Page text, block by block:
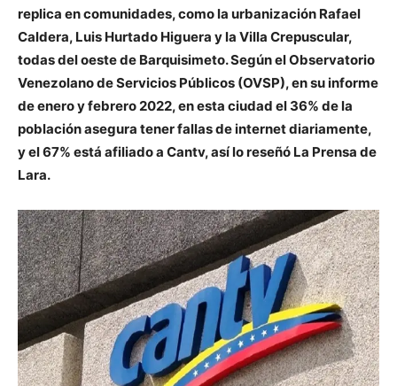
replica en comunidades, como la urbanización Rafael
Caldera, Luis Hurtado Higuera y la Villa Crepuscular,
todas del oeste de Barquisimeto. Según el Observatorio
Venezolano de Servicios Públicos (OVSP), en su informe
de enero y febrero 2022, en esta ciudad el 36% de la
población asegura tener fallas de internet diariamente,
y el 67% está afiliado a Cantv, así lo reseñó La Prensa de
Lara.